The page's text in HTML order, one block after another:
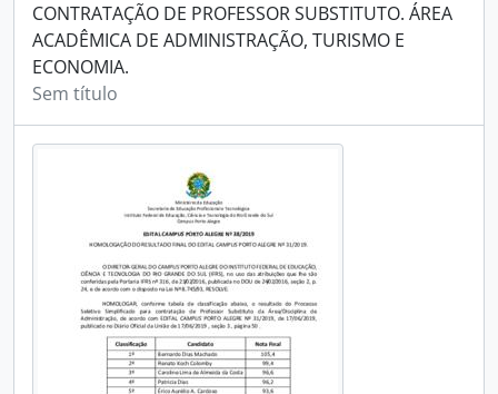
CONTRATAÇÃO DE PROFESSOR SUBSTITUTO. ÁREA
ACADÊMICA DE ADMINISTRAÇÃO, TURISMO E
ECONOMIA.
Sem título